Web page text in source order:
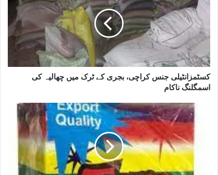
کسٹمزانٹیلی جنس کراچی، بجری کے ٹرک میں چھالیہ کی
اسمگلنگ ناکام